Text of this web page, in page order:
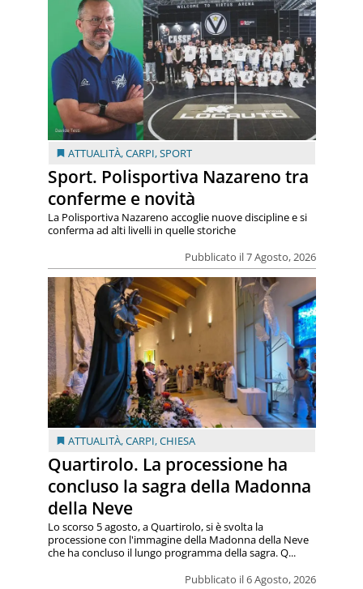
ATTUALITÀ,CARPI,SPORT
Sport. Polisportiva Nazareno tra
conferme e novità
Pubblicato il 7 Agosto, 2026
La Polisportiva Nazareno accoglie nuove discipline e si
conferma ad alti livelli in quelle storiche
ATTUALITÀ,CARPI,CHIESA
Quartirolo. La processione ha
concluso la sagra della Madonna
della Neve
Pubblicato il 6 Agosto, 2026
Lo scorso 5 agosto, a Quartirolo, si è svolta la
processione con l'immagine della Madonna della Neve
che ha concluso il lungo programma della sagra. Q...